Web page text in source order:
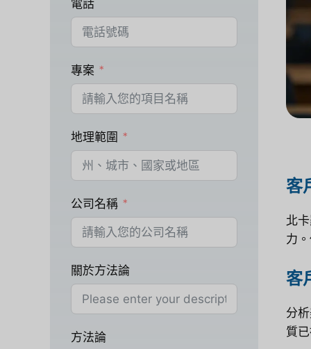
客
北
力
客
分
質
電話
專案
地理範圍
公司名稱
關於方法論
方法論